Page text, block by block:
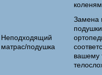
Неподходящий
матрас/подушка
Замена
вашему